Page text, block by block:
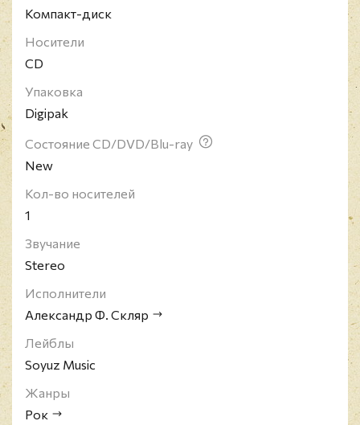
(2015). Организатор и вдохновитель фестиваля
альтернативной музыки "Учитесь плавать".
Компакт-диск
Носители
CD
Упаковка
Digipak
Состояние CD/DVD/Blu-ray
New
Кол-во носителей
1
Звучание
Stereo
Исполнители
Александр Ф. Скляр
Лейблы
Soyuz Music
Жанры
Рок